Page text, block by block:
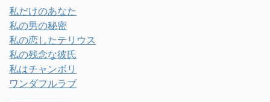
私だけのあなた
私の男の秘密
私の恋したテリウス
私の残念な彼氏
私はチャンボリ
ワンダフルラブ